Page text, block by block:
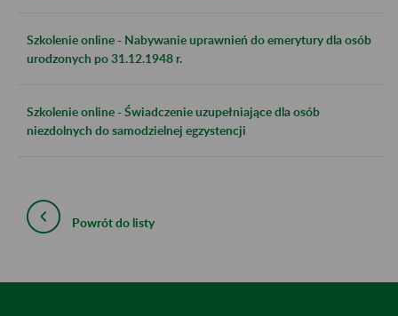
Szkolenie online - Nabywanie uprawnień do emerytury dla osób
urodzonych po 31.12.1948 r.
Szkolenie online - Świadczenie uzupełniające dla osób
niezdolnych do samodzielnej egzystencji
Powrót do listy